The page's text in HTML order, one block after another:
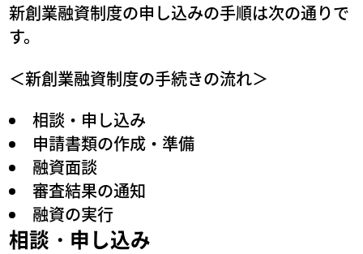
新創業融資制度の申し込みの手順は次の通りで
す。
＜新創業融資制度の手続きの流れ＞
相談・申し込み
申請書類の作成・準備
融資面談
審査結果の通知
融資の実行
相談・申し込み